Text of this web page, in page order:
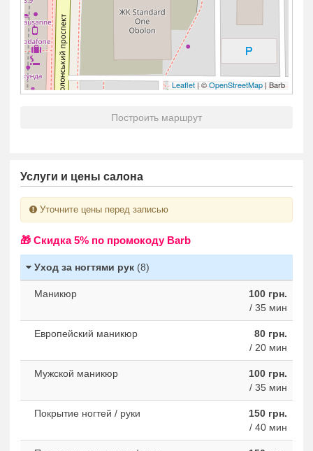
Leaflet| ©OpenStreetMap| Barb
Построить маршрут
Услуги и цены салона
Уточните цены перед записью
🎁 Cкидка 5% по промокоду Barb
Уход за ногтями рук (8)
Маникюр
100 грн.
/ 35 мин
Европейский маникюр
80 грн.
/ 20 мин
Мужской маникюр
100 грн.
/ 35 мин
Покрытие ногтей / руки
150 грн.
/ 40 мин